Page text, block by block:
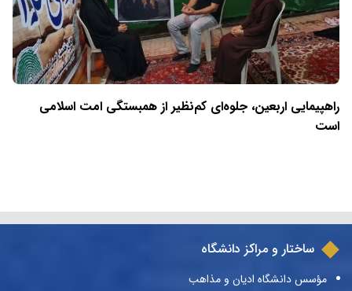
راهپیمایی اربعین، جلوه‌ای کم‌نظیر از همبستگی امت اسلامی
است
ساختار و مراکز دانشگاه
مؤسس دانشگاه ادیان و مذاهب